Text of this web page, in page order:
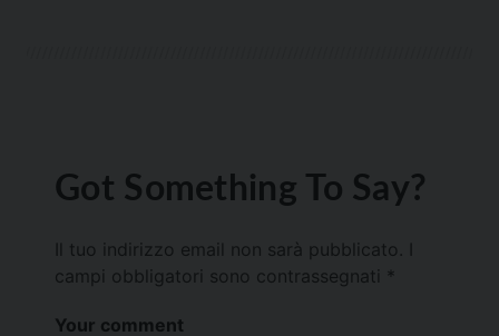
Got Something To Say?
Il tuo indirizzo email non sarà pubblicato.
campi obbligatori sono contrassegnati *
Your comment